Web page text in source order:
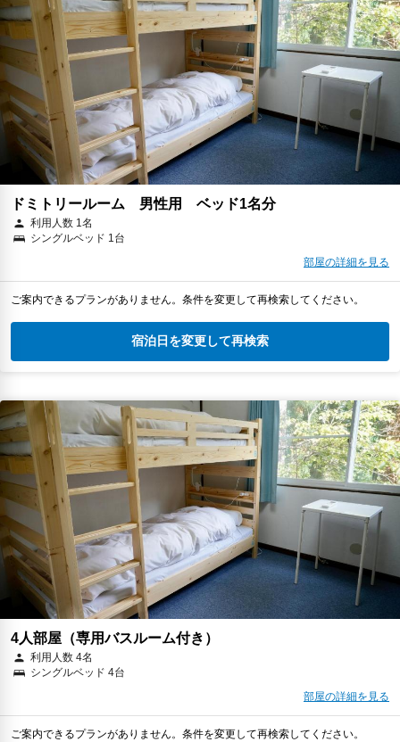
ドミトリールーム 男性用 ベッド1名分
利用人数 1名
シングルベッド 1台
部屋の詳細を見る
ご案内できるプランがありません。条件を変更して再検索してください。
宿泊日を変更して再検索
4人部屋（専用バスルーム付き）
利用人数 4名
シングルベッド 4台
部屋の詳細を見る
ご案内できるプランがありません。条件を変更して再検索してください。